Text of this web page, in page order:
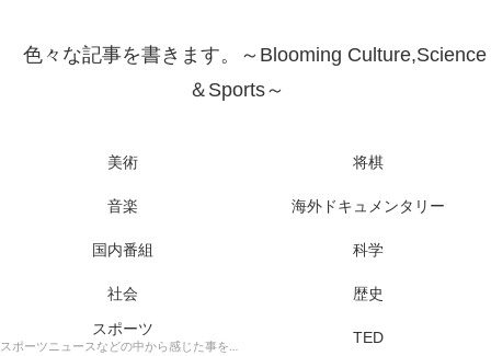
色々な記事を書きます。～Blooming Culture,Science
＆Sports～
美術 将棋
音楽 海外ドキュメンタリー
国内番組 科学
社会
歴史
スポーツ
スポーツニュースなどの中から感じた事を書きます。 TED